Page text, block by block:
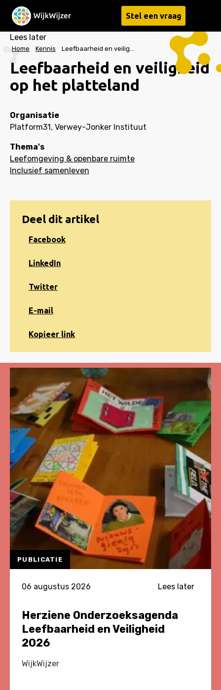
Stel een vraag
Home Kennis Leefbaarheid en veiligheid op het platteland
Lees later
Leefbaarheid en veiligheid
op het platteland
Organisatie
Platform31, Verwey-Jonker Instituut
Thema's
Leefomgeving & openbare ruimte
Inclusief samenleven
Deel dit artikel
Share
Facebook
Facebook
Share
LinkedIn
LinkedIn
Share
Twitter
Twitter
Share
e-
E-mail
Kopiëren
Kopieer link
PUBLICATIE
06 augustus 2026 Lees later
Herziene Onderzoeksagenda
Leefbaarheid en Veiligheid
2026
WijkWijzer